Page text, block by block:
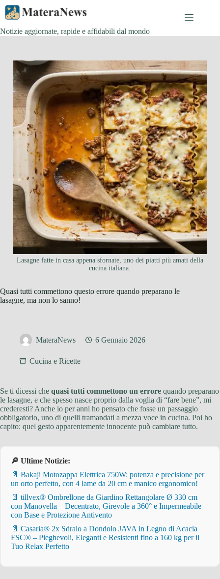
Salta
contenuto
Notizie aggiornate, rapide e affidabili dal mondo
Lasagne fatte in casa appena sfornate, uno dei piatti più amati della
cucina italiana.
Quasi tutti commettono questo errore quando preparano le
lasagne, ma non lo sanno!
MateraNews 6 Gennaio 2026
Cucina e Ricette
Se ti dicessi che quasi tutti commettono un errore quando preparano
le lasagne, e che spesso nasce proprio dalla voglia di “fare bene”, mi
crederesti? Anche io per anni ho pensato che fosse un passaggio
obbligatorio, uno di quelli tramandati a mezza voce in cucina. Poi ho
capito: quel gesto apparentemente innocente può cambiare tutto.
🔎 Ultime Notizie:
📄 Bakaji Motozappa Elettrica 750W: potenza e precisione per
un orto perfetto, con 4 lame da 20 cm e manico ergonomico!
📄 tillvex® Ombrellone da Giardino Rettangolare Ø 330 cm
con Manovella – Decentrato, Girevole a 360° e Impermeabile
con Base e Protezione Antivento
📄 Casaria® 2x Sdraio a Dondolo JAVA in Legno di Acacia
FSC® – Pieghevoli, Eleganti e Resistenti fino a 160 kg per il
Tuo Relax Perfetto